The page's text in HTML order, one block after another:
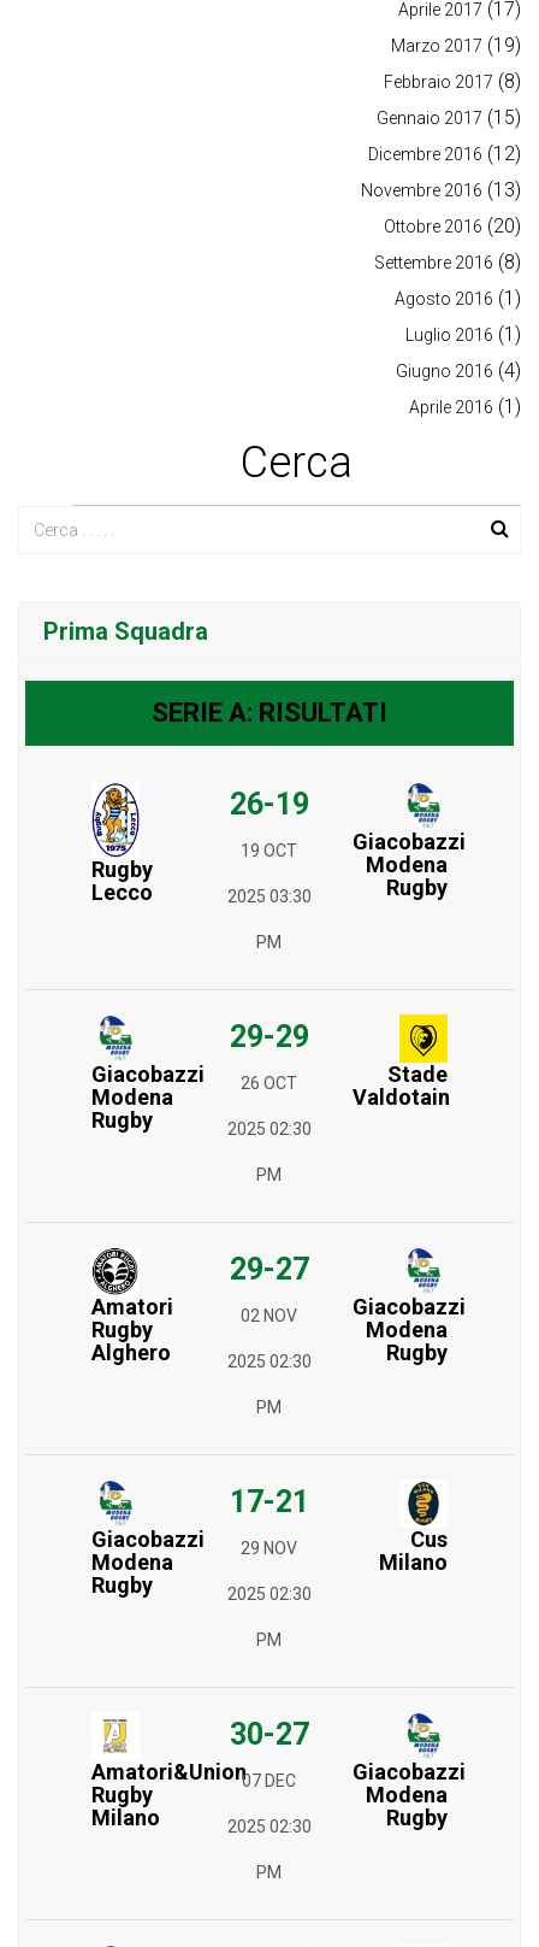
Aprile 2017 (17)
Marzo 2017 (19)
Febbraio 2017 (8)
Gennaio 2017 (15)
Dicembre 2016 (12)
Novembre 2016 (13)
Ottobre 2016 (20)
Settembre 2016 (8)
Agosto 2016 (1)
Luglio 2016 (1)
Giugno 2016 (4)
Aprile 2016 (1)
Cerca
Prima Squadra
SERIE A: RISULTATI
Rugby
Lecco
26-19
19 OCT
2025 03:30
PM
Giacobazzi
Modena
Rugby
Giacobazzi
Modena
Rugby
29-29
26 OCT
2025 02:30
PM
Stade
Valdotain
Amatori
Rugby
Alghero
29-27
02 NOV
2025 02:30
PM
Giacobazzi
Modena
Rugby
Giacobazzi
Modena
Rugby
17-21
29 NOV
2025 02:30
PM
Cus
Milano
Amatori&Union
Rugby
Milano
30-27
07 DEC
2025 02:30
PM
Giacobazzi
Modena
Rugby